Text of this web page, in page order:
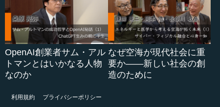
OpenAI創業者サム・アル
トマンとはいかなる人物
なのか
なぜ空海が現代社会に重
要か――新しい社会の創
造のために
利用規約
プライバシーポリシー